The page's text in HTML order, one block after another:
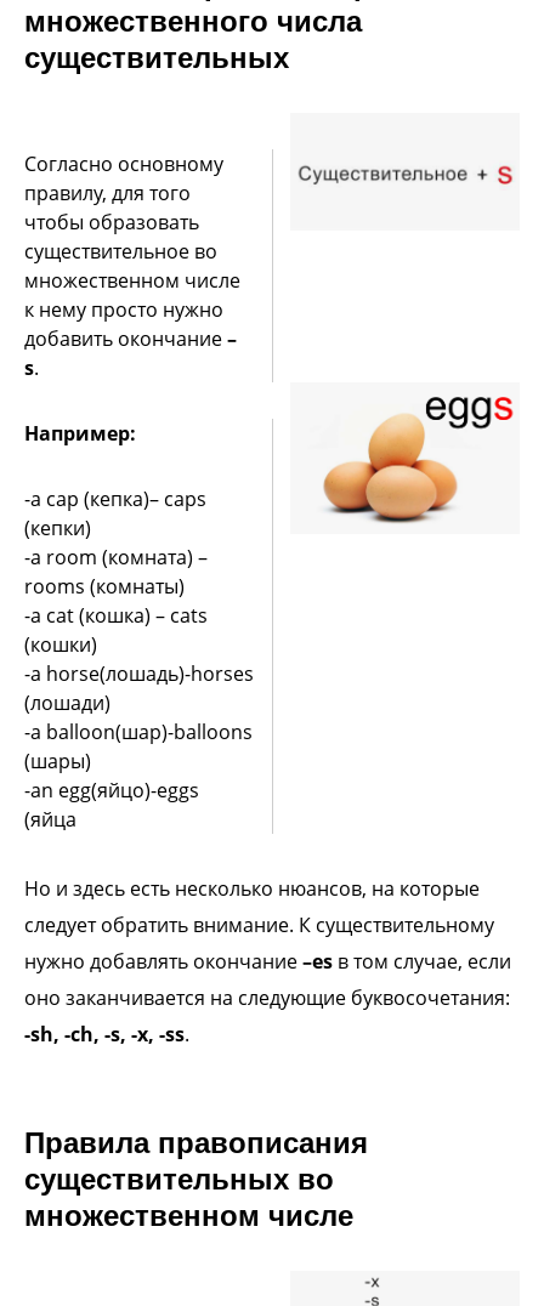
множественного числа
существительных
Согласно основному
правилу, для того
чтобы образовать
существительное во
множественном числе
к нему просто нужно
добавить окончание–
s.
Например:
-a cap (кепка)– caps
(кепки)
-a room (комната) –
rooms (комнаты)
-a cat (кошка) – cats
(кошки)
-a horse(лошадь)-horses
(лошади)
-a balloon(шар)-balloons
(шары)
-an egg(яйцо)-eggs
(яйца
Но и здесь есть несколько нюансов, на которые
следует обратить внимание. К существительному
нужно добавлять окончание–es в том случае, если
оно заканчивается на следующие буквосочетания:
-sh, -ch, -s, -x, -ss.
Правила правописания
существительных во
множественном числе